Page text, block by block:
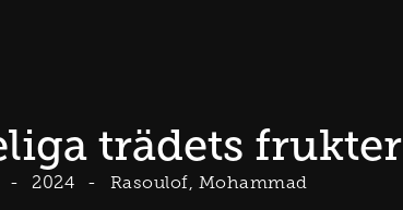
trädets frukter
2024 Rasoulof, Mohammad